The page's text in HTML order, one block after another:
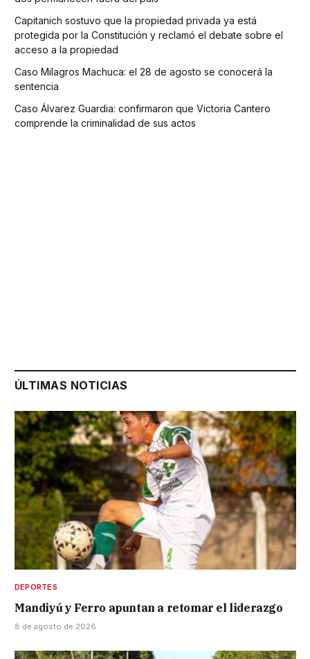
Capitanich sostuvo que la propiedad privada ya está
protegida por la Constitución y reclamó el debate sobre el
acceso a la propiedad
Caso Milagros Machuca: el 28 de agosto se conocerá la
sentencia
Caso Álvarez Guardia: confirmaron que Victoria Cantero
comprende la criminalidad de sus actos
ÚLTIMAS NOTICIAS
DEPORTES
Mandiyú y Ferro apuntan a retomar el liderazgo
8 de agosto de 2026